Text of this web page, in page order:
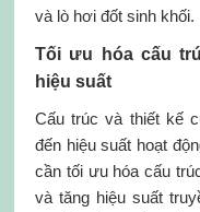
và lò hơi đốt sinh khối.
Tối ưu hóa cấu
hiệu suất
Cấu trúc và thiết kế
đến hiệu suất hoạt
cần tối ưu hóa cấu
và tăng hiệu suất